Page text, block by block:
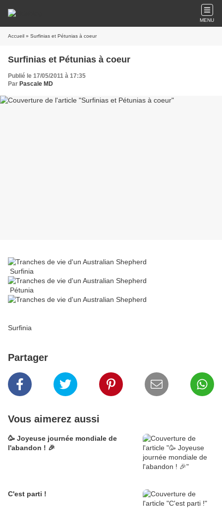
MENU
Accueil » Surfinias et Pétunias à coeur
Surfinias et Pétunias à coeur
Publié le 17/05/2011 à 17:35
Par Pascale MD
Surfinia
Pétunia
Surfinia
Partager
Vous aimerez aussi
🥳 Joyeuse journée mondiale de
l'abandon ! 🎉
C'est parti !